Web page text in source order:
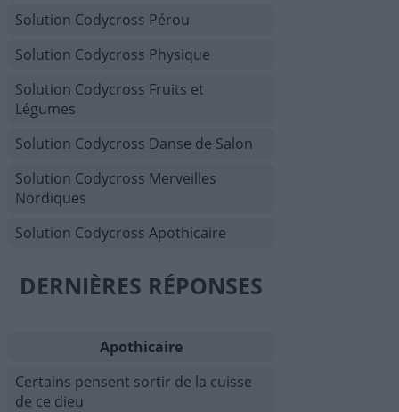
Solution Codycross Pérou
Solution Codycross Physique
Solution Codycross Fruits et
Légumes
Solution Codycross Danse de Salon
Solution Codycross Merveilles
Nordiques
Solution Codycross Apothicaire
DERNIÈRES RÉPONSES
Apothicaire
Certains pensent sortir de la cuisse
de ce dieu